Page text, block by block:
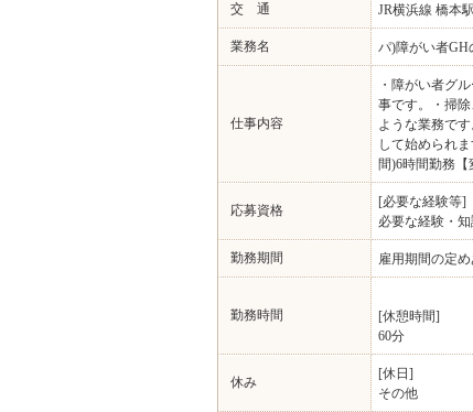
交 通 JR横浜線 橋本駅
業務名 パ)障がい者GH
仕事内容
・障がい者グ
事です。・掃
ような業務で
して始められ
間)6時間勤務【
応募資格
[必要な経験等]
必要な経験・
勤務期間 雇用期間の定
勤務時間
[休憩時間]
60分
休み
[休日]
その他